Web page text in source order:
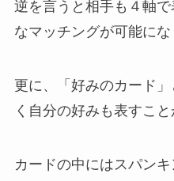
逆を言うと相手も４軸
なマッチングが可能にな
更に、「好みのカード
く自分の好みも表すこと
カードの中にはスパン